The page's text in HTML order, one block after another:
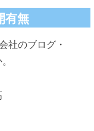
有無
社のブログ・